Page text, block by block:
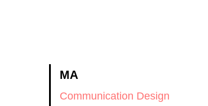
MA
Communication Design